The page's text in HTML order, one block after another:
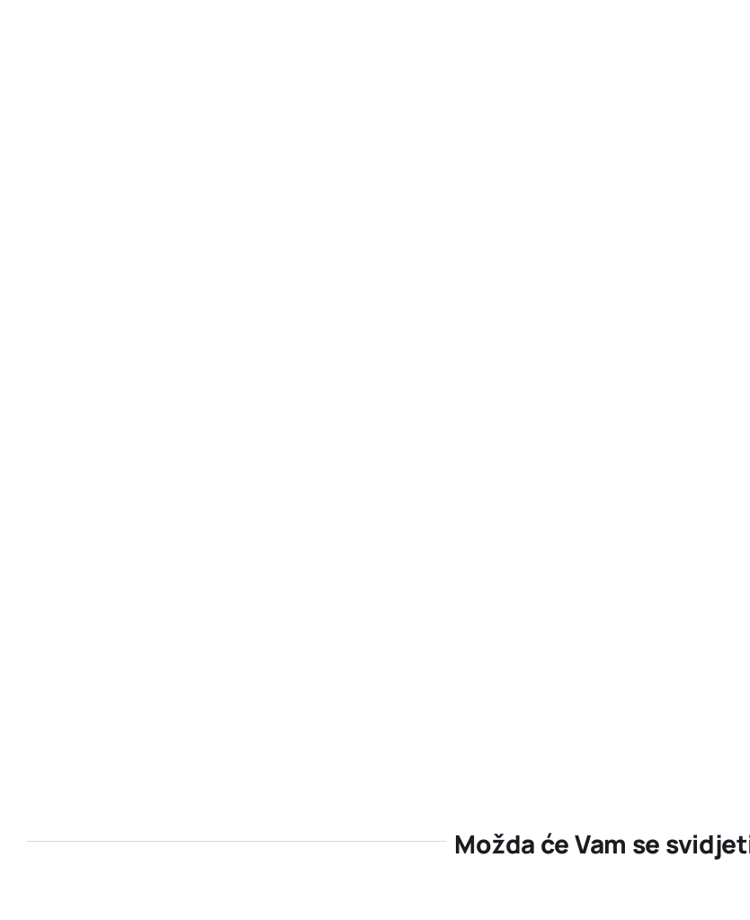
Možda će Vam se